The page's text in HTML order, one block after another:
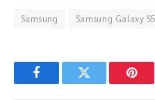
Samsung Samsung Galaxy S5
FacebookTwitter